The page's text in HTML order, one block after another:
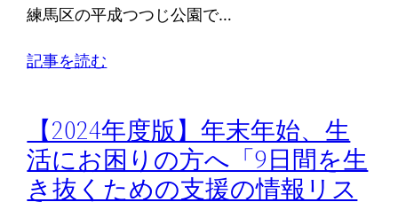
練馬区の平成つつじ公園で…
記事を読む
【2024年度版】年末年始、生
活にお困りの方へ「9日間を生
き抜くための支援の情報リス